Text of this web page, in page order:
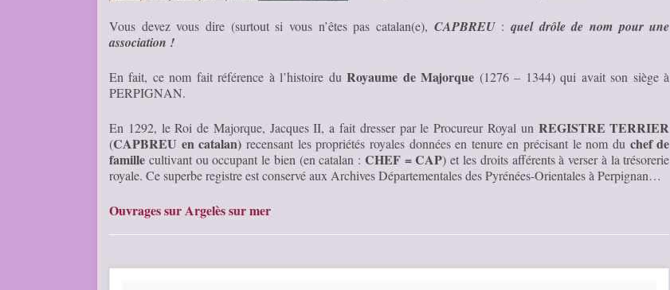
Vous devez vous dire (surtout si vous n’êtes pas catalan(e), CAPBREU: quel drôle de nom pour une
association !
En fait, ce nom fait référence à l’histoire duRoyaume de Majorque (1276 – 1344) qui avait son siège à
PERPIGNAN.
En 1292, le Roi de Majorque, Jacques II, a fait dresser par le Procureur Royal un REGISTRE TERRIER
(CAPBREU en catalan) recensant les propriétés royales données en tenure en précisant le nom du chef de
famille cultivant ou occupant le bien (en catalan : CHEF = CAP) et les droits afférents à verser à la trésorerie
royale. Ce superbe registre est conservé aux Archives Départementales des Pyrénées-Orientales à Perpignan…
Ouvrages sur Argelès sur mer